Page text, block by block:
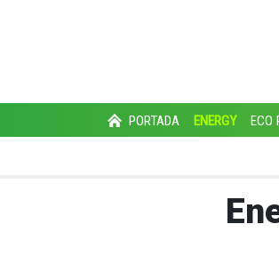
PORTADA ENERGY ECO